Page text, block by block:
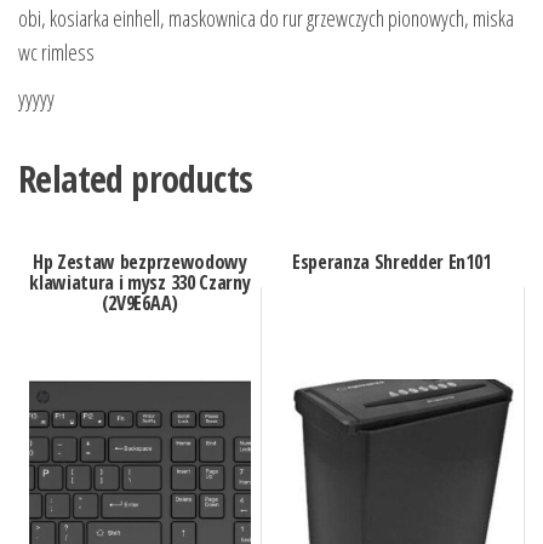
obi, kosiarka einhell, maskownica do rur grzewczych pionowych, miska
wc rimless
yyyyy
Related products
Hp Zestaw bezprzewodowy
klawiatura i mysz 330 Czarny
(2V9E6AA)
Esperanza Shredder En101